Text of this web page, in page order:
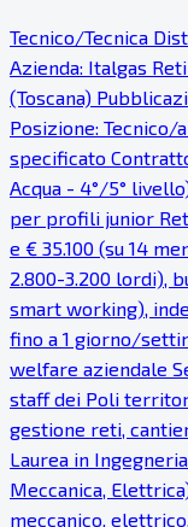
Tecnico/Tecnica
Azienda: Italgas
(Toscana)
Posizione:
specificato
Acqua - 4°/5°
per profili junior
e € 35.100 (su 14
2.800-3.200 lordi),
smart working),
fino a 1 giorno/
welfare aziendale
staff dei Poli
gestione reti,
Laurea in
Meccanica,
meccanico,